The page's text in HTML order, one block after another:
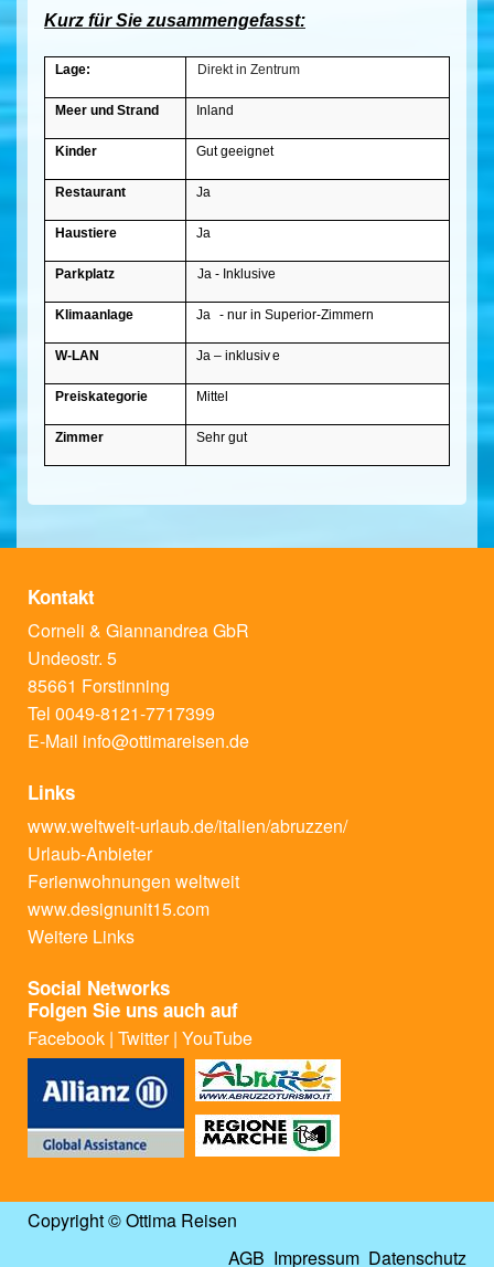
Kurz für Sie zusammengefasst:
Lage: Direkt in Zentrum
Meer und Strand Inland
Kinder Gut geeignet
Restaurant Ja
Haustiere Ja
Parkplatz Ja - Inklusive
Klimaanlage Ja - nur in Superior-Zimmern
W-LAN Ja – inklusive
Preiskategorie Mittel
Zimmer Sehr gut
Kontakt
Corneli & Giannandrea GbR
Undeostr. 5
85661 Forstinning
Tel 0049-8121-7717399
E-Mail info@ottimareisen.de
Links
www.weltweit-urlaub.de/italien/abruzzen/
Urlaub-Anbieter
Ferienwohnungen weltweit
www.designunit15.com
Weitere Links
Social Networks
Folgen Sie uns auch auf
Facebook | Twitter| YouTube
Copyright © Ottima Reisen
AGB Impressum Datenschutz